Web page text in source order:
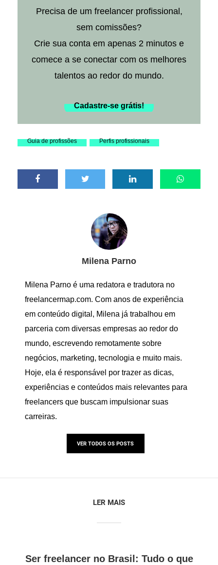
Precisa de um freelancer profissional,
sem comissões?
Crie sua conta em apenas 2 minutos e
comece a se conectar com os melhores
talentos ao redor do mundo.
Cadastre-se grátis!
Guia de profissões Perfis profissionais
Milena Parno
Milena Parno é uma redatora e tradutora no
freelancermap.com. Com anos de experiência
em conteúdo digital, Milena já trabalhou em
parceria com diversas empresas ao redor do
mundo, escrevendo remotamente sobre
negócios, marketing, tecnologia e muito mais.
Hoje, ela é responsável por trazer as dicas,
experiências e conteúdos mais relevantes para
freelancers que buscam impulsionar suas
carreiras.
VER TODOS OS POSTS
LER MAIS
Ser freelancer no Brasil: Tudo o que